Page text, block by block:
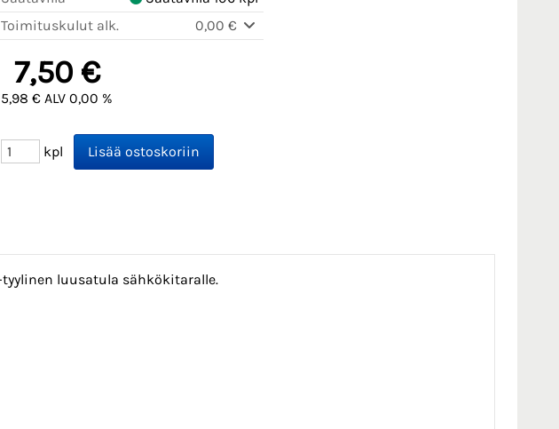
Toimituskulut alk.
0,00 €
7,50 €
5,98 € ALV 0,00 %
kpl
luusatula sähkökitaralle.